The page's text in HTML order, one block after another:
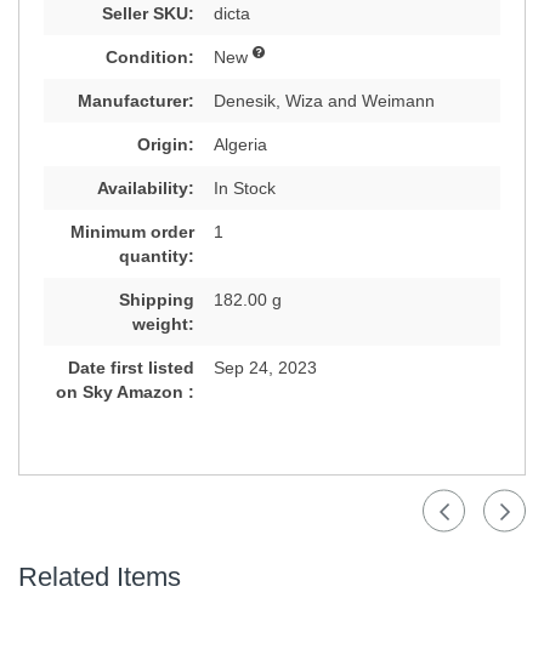
Seller SKU: dicta
Condition: New
Manufacturer: Denesik, Wiza and Weimann
Origin: Algeria
Availability: In Stock
Minimum order
quantity:
1
Shipping
weight:
182.00 g
Date first listed
on Sky Amazon :
Sep 24, 2023
Related Items